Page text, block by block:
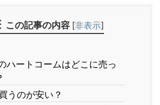
この記事の内容 [非表示]
ハートコームはどこに売っ
うのが安い？